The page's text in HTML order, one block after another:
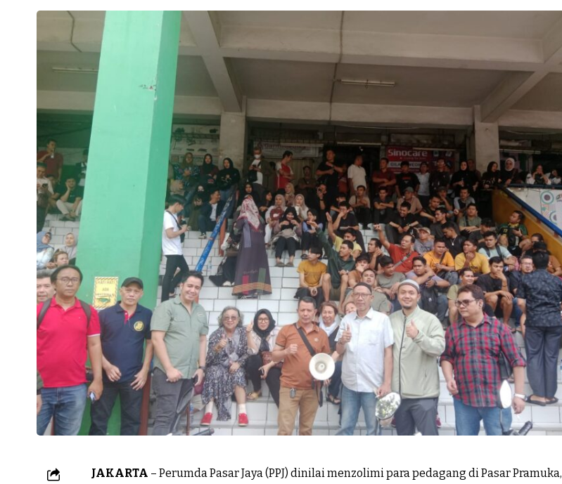
JAKARTA – Perumda Pasar Jaya (PPJ) dinilai menzolimi para pedagang di Pasar Pramuka,